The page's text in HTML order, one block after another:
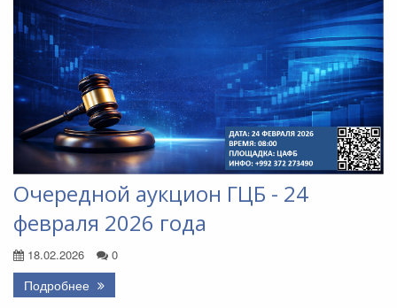
Очередной аукцион ГЦБ - 24
февраля 2026 года
18.02.2026 0
Подробнее